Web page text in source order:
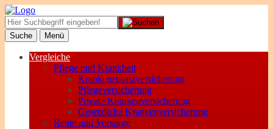
Suche Menü
Vergleiche
Pflege und Krankheit
Krankenzusatzversicherung
Pflegeversicherung
Private Krankenversicherung
Gesetzliche Krankenversicherung
Rente und Vorsorge